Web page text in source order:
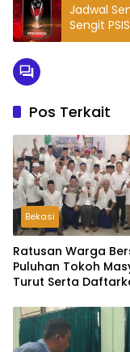
Jadwal
Sengit
Pos Terkait
Bekasi
Ratusan Warga
Puluhan Tokoh
Turut Serta
Kepala Desa